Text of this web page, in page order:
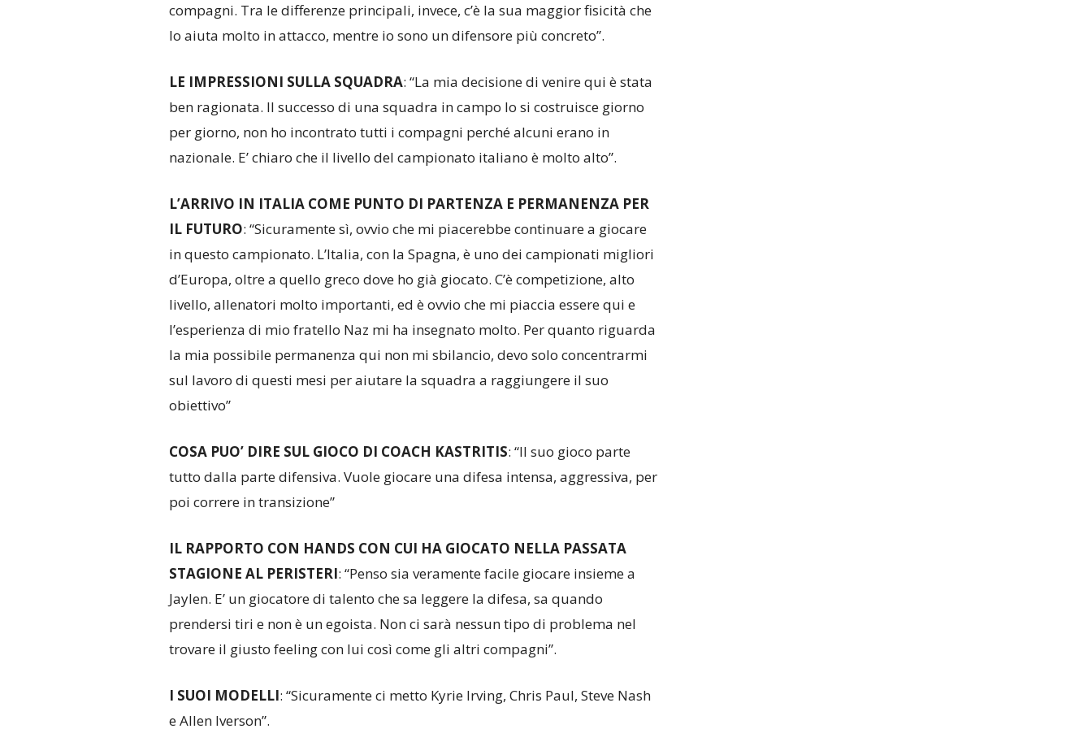
compagni. Tra le differenze principali, invece, c’è la sua maggior fisicità che
lo aiuta molto in attacco, mentre io sono un difensore più concreto”.
LE IMPRESSIONI SULLA SQUADRA: “La mia decisione di venire qui è stata
ben ragionata. Il successo di una squadra in campo lo si costruisce giorno
per giorno, non ho incontrato tutti i compagni perché alcuni erano in
nazionale. E’ chiaro che il livello del campionato italiano è molto alto”.
L’ARRIVO IN ITALIA COME PUNTO DI PARTENZA E PERMANENZA PER
IL FUTURO: “Sicuramente sì, ovvio che mi piacerebbe continuare a giocare
in questo campionato. L’Italia, con la Spagna, è uno dei campionati migliori
d’Europa, oltre a quello greco dove ho già giocato. C’è competizione, alto
livello, allenatori molto importanti, ed è ovvio che mi piaccia essere qui e
l’esperienza di mio fratello Naz mi ha insegnato molto. Per quanto riguarda
la mia possibile permanenza qui non mi sbilancio, devo solo concentrarmi
sul lavoro di questi mesi per aiutare la squadra a raggiungere il suo
obiettivo”
COSA PUO’ DIRE SUL GIOCO DI COACH KASTRITIS: “Il suo gioco parte
tutto dalla parte difensiva. Vuole giocare una difesa intensa, aggressiva, per
poi correre in transizione”
IL RAPPORTO CON HANDS CON CUI HA GIOCATO NELLA PASSATA
STAGIONE AL PERISTERI: “Penso sia veramente facile giocare insieme a
Jaylen. E’ un giocatore di talento che sa leggere la difesa, sa quando
prendersi tiri e non è un egoista. Non ci sarà nessun tipo di problema nel
trovare il giusto feeling con lui così come gli altri compagni”.
I SUOI MODELLI: “Sicuramente ci metto Kyrie Irving, Chris Paul, Steve Nash
e Allen Iverson”.